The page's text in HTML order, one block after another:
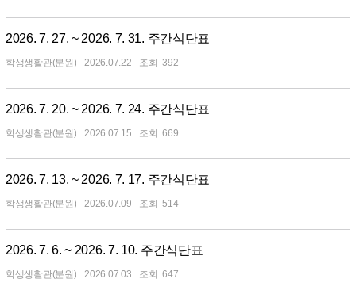
2026. 7. 27. ~ 2026. 7. 31. 주간식단표
학생생활관(분원) 2026.07.22 392
2026. 7. 20. ~ 2026. 7. 24. 주간식단표
학생생활관(분원) 2026.07.15 669
2026. 7. 13. ~ 2026. 7. 17. 주간식단표
학생생활관(분원) 2026.07.09 514
2026. 7. 6. ~ 2026. 7. 10. 주간식단표
학생생활관(분원) 2026.07.03 647